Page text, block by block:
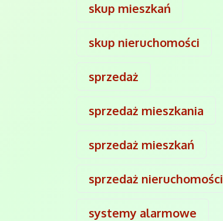
skup mieszkań
skup nieruchomości
sprzedaż
sprzedaż mieszkania
sprzedaż mieszkań
sprzedaż nieruchomości
systemy alarmowe